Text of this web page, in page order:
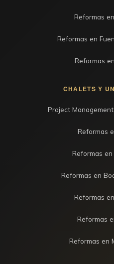
Reformas
Reformas en
Reformas
CHALETS Y
Project
Reformas
Reformas
Reformas en
Reformas
Reformas
Reformas en